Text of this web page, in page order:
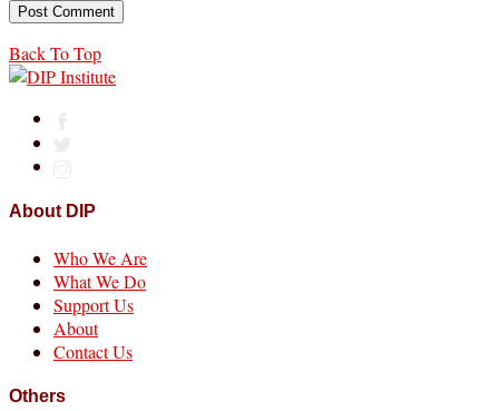
Back To Top
About DIP
Who We Are
What We Do
Support Us
About
Contact Us
Others